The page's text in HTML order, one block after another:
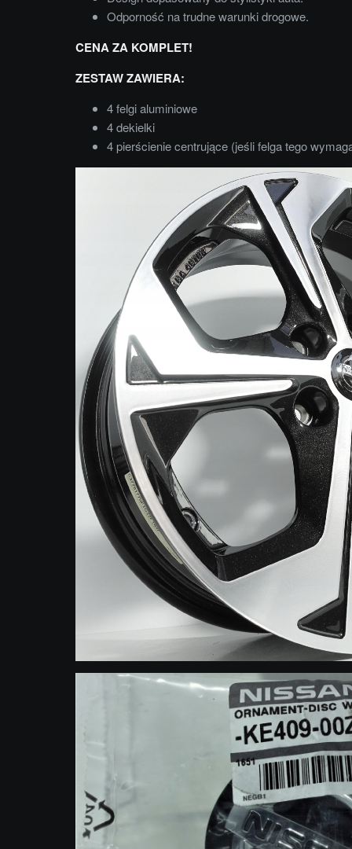
Odporność na trudne warunki drogowe.
CENA ZA KOMPLET!
ZESTAW ZAWIERA:
4 felgi aluminiowe
4 dekielki
4 pierścienie centrujące (jeśli felga tego